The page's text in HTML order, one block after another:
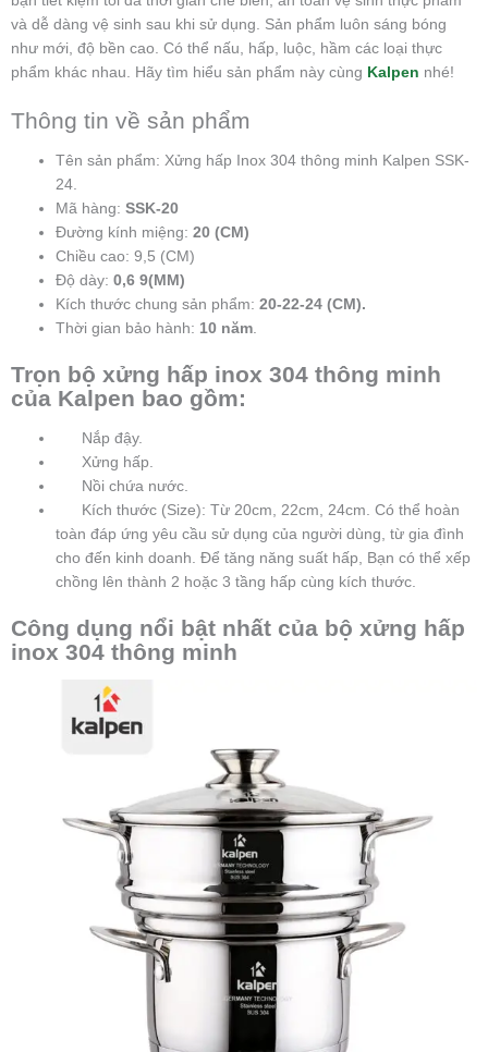
và dễ dàng vệ sinh sau khi sử dụng. Sản phẩm luôn sáng bóng
như mới, độ bền cao. Có thể nấu, hấp, luộc, hầm các loại thực
phẩm khác nhau. Hãy tìm hiểu sản phẩm này cùng Kalpen nhé!
Thông tin về sản phẩm
Tên sản phẩm: Xửng hấp Inox 304 thông minh Kalpen SSK-
24.
Mã hàng:SSK-20
Đường kính miệng:20 (CM)
Chiều cao: 9,5 (CM)
Độ dày:0,6 9(MM)
Kích thước chung sản phẩm:20-22-24 (CM).
Thời gian bảo hành: 10 năm
Trọn bộ xửng hấp inox 304 thông minh
của Kalpen bao gồm:
Nắp đậy.
Xửng hấp.
Nồi chứa nước.
Kích thước (Size): Từ 20cm, 22cm, 24cm. Có thể hoàn
toàn đáp ứng yêu cầu sử dụng của người dùng, từ gia đình
cho đến kinh doanh. Để tăng năng suất hấp, Bạn có thể xếp
chồng lên thành 2 hoặc 3 tầng hấp cùng kích thước.
Công dụng nổi bật nhất của bộ xửng hấp
inox 304 thông minh